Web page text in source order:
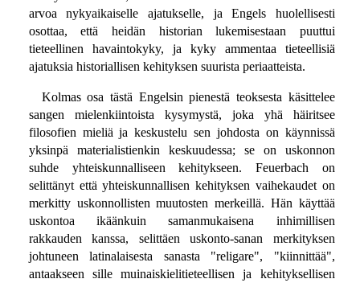
arvoa nykyaikaiselle ajatukselle, ja Engels huolellisesti
osottaa, että heidän historian lukemisestaan puuttui
tieteellinen havaintokyky, ja kyky ammentaa tieteellisiä
ajatuksia historiallisen kehityksen suurista periaatteista.
Kolmas osa tästä Engelsin pienestä teoksesta käsittelee
sangen mielenkiintoista kysymystä, joka yhä häiritsee
filosofien mieliä ja keskustelu sen johdosta on käynnissä
yksinpä materialistienkin keskuudessa; se on uskonnon
suhde yhteiskunnalliseen kehitykseen. Feuerbach on
selittänyt että yhteiskunnallisen kehityksen vaihekaudet on
merkitty uskonnollisten muutosten merkeillä. Hän käyttää
uskontoa ikäänkuin samanmukaisena inhimillisen
rakkauden kanssa, selittäen uskonto-sanan merkityksen
johtuneen latinalaisesta sanasta "religare", "kiinnittää",
antaakseen sille muinaiskielitieteellisen ja kehityksellisen